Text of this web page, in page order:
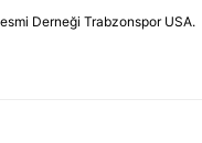
Derneği Trabzonspor USA.